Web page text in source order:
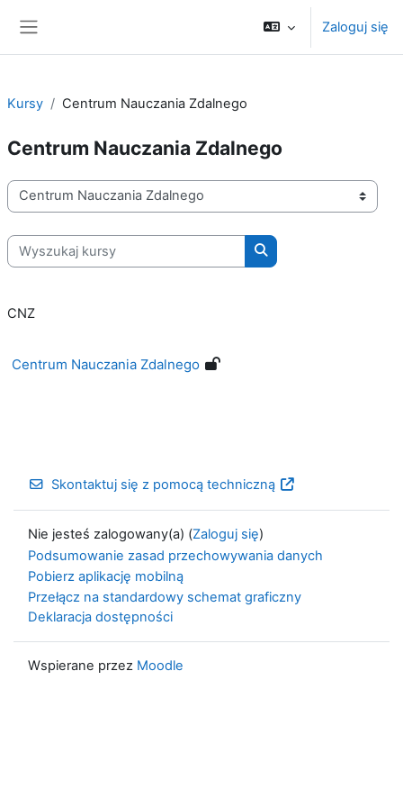
Zaloguj się
Kursy Centrum Nauczania Zdalnego
Centrum Nauczania Zdalnego
Kategorie kursów
Wyszukaj kursy
Wyszukaj kursy
CNZ
Centrum Nauczania Zdalnego
Skontaktuj się z pomocą techniczną
Nie jesteś zalogowany(a) (Zaloguj się)
Podsumowanie zasad przechowywania danych
Pobierz aplikację mobilną
Przełącz na standardowy schemat graficzny
Deklaracja dostępności
Wspierane przez Moodle